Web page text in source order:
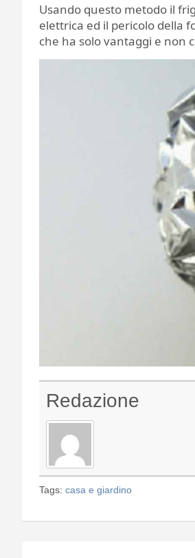
Usando questo metodo il
elettrica ed il pericolo della
che ha solo vantaggi e non
Redazione
Tags: casa e giardino